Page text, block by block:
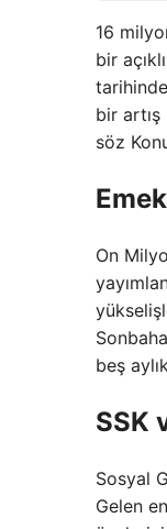
16
bir
bir
söz
On
beş
SSK
Sosyal
Gelen